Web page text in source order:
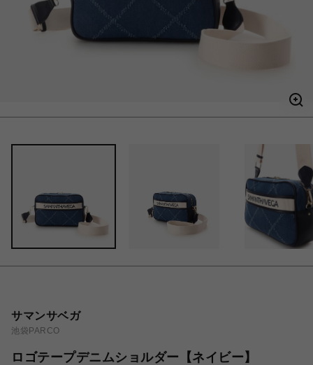
サマンサベガ
池袋PARCO
ロゴテープデニムショルダー【ネイビー】